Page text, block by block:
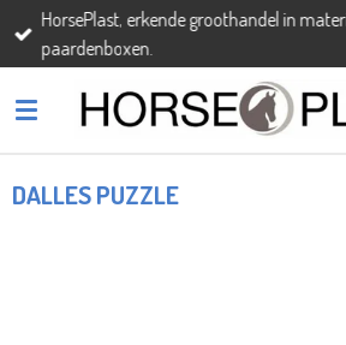
Passer
principal
HorsePlast, erkende groothandel in
paardenboxen.
DALLES PUZZLE